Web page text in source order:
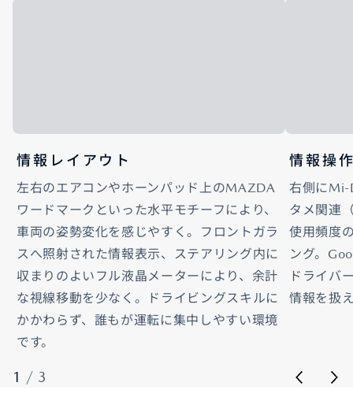
情報レイアウト
左右のエアコンやホーンパッド上のMAZDA
ワードマークといった水平モチーフにより、
車両の姿勢変化を感じやすく。フロントガラ
スへ照射された情報表示、ステアリング内に
収まりのよいフル液晶メーターにより、余計
な視線移動を少なく。ドライビングスキルに
かかわらず、誰もが運転に集中しやすい環境
です。
情報操
右側にMi-
タメ関連
使用頻度
ング。
ドライバ
情報を扱
1 / 3